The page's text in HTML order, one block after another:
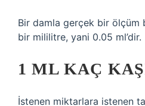
Bir damla gerçek bir ölçüm
bir mililitre, yani 0.05 ml’dir.
1 ML KAÇ
İstenen miktarlara istenen